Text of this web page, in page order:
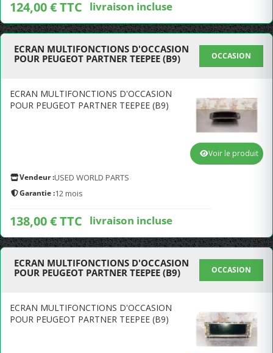
124,00 € TTC livraison incluse
ECRAN MULTIFONCTIONS D'OCCASION
POUR PEUGEOT PARTNER TEEPEE (B9)
OCCASION
ECRAN MULTIFONCTIONS D'OCCASION
POUR PEUGEOT PARTNER TEEPEE (B9)
Vendeur :USED WORLD PARTS
Garantie :12 mois
138,00 € TTC livraison incluse
Voir le produit
ECRAN MULTIFONCTIONS D'OCCASION
POUR PEUGEOT PARTNER TEEPEE (B9)
OCCASION
ECRAN MULTIFONCTIONS D'OCCASION
POUR PEUGEOT PARTNER TEEPEE (B9)